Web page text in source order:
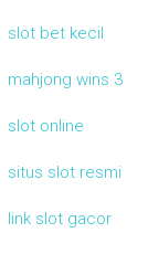
slot bet kecil
mahjong wins 3
slot online
situs slot resmi
link slot gacor